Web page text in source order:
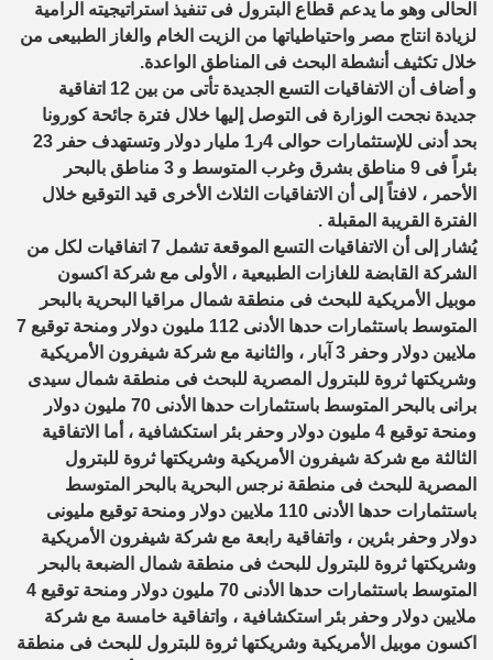
الحالى وهو ما يدعم قطاع البترول فى تنفيذ استراتيجيته الرامية
لزيادة انتاج مصر واحتياطياتها من الزيت الخام والغاز الطبيعى من
خلال تكثيف أنشطة البحث فى المناطق الواعدة.
و أضاف أن الاتفاقيات التسع الجديدة تأتى من بين 12 اتفاقية
جديدة نجحت الوزارة فى التوصل إليها خلال فترة جائحة كورونا
بحد أدنى للإستثمارات حوالى 4ر1 مليار دولار وتستهدف حفر 23
بئراً فى 9 مناطق بشرق وغرب المتوسط و 3 مناطق بالبحر
الأحمر ، لافتاً إلى أن الاتفاقيات الثلاث الأخرى قيد التوقيع خلال
الفترة القريبة المقبلة .
يُشار إلى أن الاتفاقيات التسع الموقعة تشمل 7 اتفاقيات لكل من
الشركة القابضة للغازات الطبيعية ، الأولى مع شركة اكسون
موبيل الأمريكية للبحث فى منطقة شمال مراقيا البحرية بالبحر
المتوسط باستثمارات حدها الأدنى 112 مليون دولار ومنحة توقيع 7
ملايين دولار وحفر 3 آبار ، والثانية مع شركة شيفرون الأمريكية
وشريكتها ثروة للبترول المصرية للبحث فى منطقة شمال سيدى
برانى بالبحر المتوسط باستثمارات حدها الأدنى 70 مليون دولار
ومنحة توقيع 4 مليون دولار وحفر بئر استكشافية ، أما الاتفاقية
الثالثة مع شركة شيفرون الأمريكية وشريكتها ثروة للبترول
المصرية للبحث فى منطقة نرجس البحرية بالبحر المتوسط
باستثمارات حدها الأدنى 110 ملايين دولار ومنحة توقيع مليونى
دولار وحفر بئرين ، واتفاقية رابعة مع شركة شيفرون الأمريكية
وشريكتها ثروة للبترول للبحث فى منطقة شمال الضبعة بالبحر
المتوسط باستثمارات حدها الأدنى 70 مليون دولار ومنحة توقيع 4
ملايين دولار وحفر بئر استكشافية ، واتفاقية خامسة مع شركة
اكسون موبيل الأمريكية وشريكتها ثروة للبترول للبحث فى منطقة